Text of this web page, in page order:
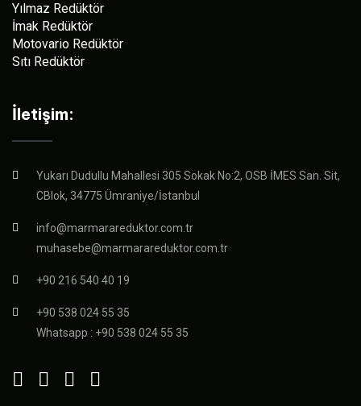
Yılmaz Redüktör
İmak Redüktör
Motovario Redüktör
Sıtı Redüktör
İletişim:
Yukarı Dudullu Mahallesi 305 Sokak No:2, OSB İMES San. Sit,
CBlok, 34775 Ümraniye/İstanbul
info@marmarareduktor.com.tr
muhasebe@marmarareduktor.com.tr
+90 216 540 40 19
+90 538 024 55 35
Whatsapp : +90 538 024 55 35